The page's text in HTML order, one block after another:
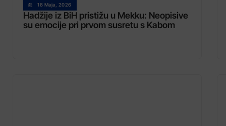
18 Maja, 2026
Hadžije iz BiH pristižu u Mekku: Neopisive
su emocije pri prvom susretu s Kabom